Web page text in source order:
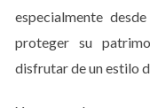
Caso de Éxito:
especialmente
proteger su
disfrutar de un estilo